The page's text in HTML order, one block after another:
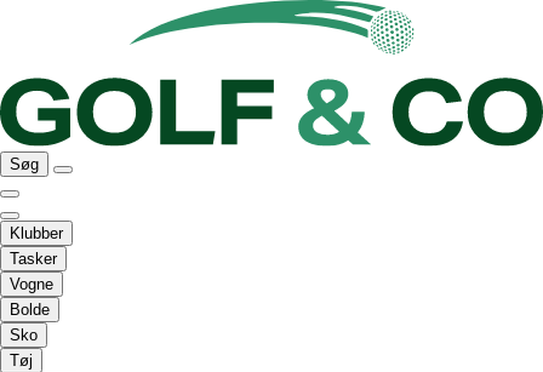
Søg
Klubber
Tasker
Vogne
Bolde
Sko
Tøj